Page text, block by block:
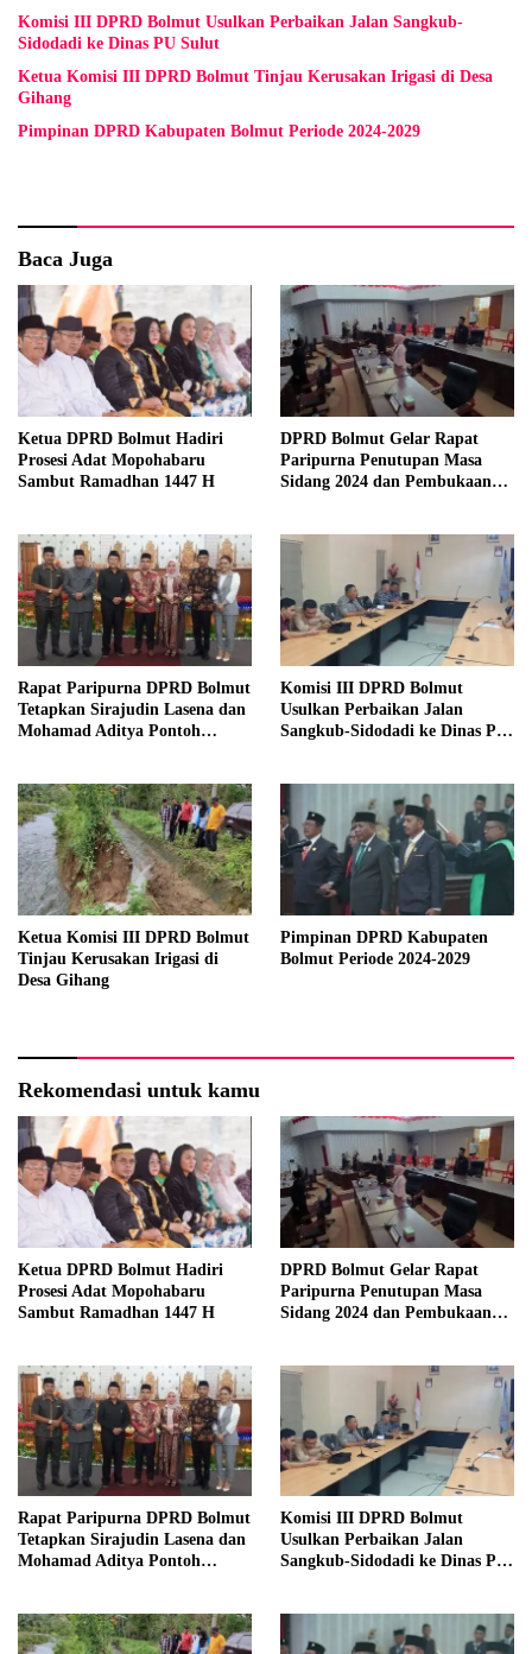
Komisi III DPRD Bolmut Usulkan Perbaikan Jalan Sangkub-
Sidodadi ke Dinas PU Sulut
Ketua Komisi III DPRD Bolmut Tinjau Kerusakan Irigasi di Desa
Gihang
Pimpinan DPRD Kabupaten Bolmut Periode 2024-2029
Baca Juga
Ketua DPRD Bolmut Hadiri
Prosesi Adat Mopohabaru
Sambut Ramadhan 1447 H
DPRD Bolmut Gelar Rapat
Paripurna Penutupan Masa
Sidang 2024 dan Pembukaan
Rapat Paripurna DPRD Bolmut
Tetapkan Sirajudin Lasena dan
Mohamad Aditya Pontoh
Komisi III DPRD Bolmut
Usulkan Perbaikan Jalan
Sangkub-Sidodadi ke Dinas PU
Ketua Komisi III DPRD Bolmut
Tinjau Kerusakan Irigasi di
Desa Gihang
Pimpinan DPRD Kabupaten
Bolmut Periode 2024-2029
Rekomendasi untuk kamu
Ketua DPRD Bolmut Hadiri
Prosesi Adat Mopohabaru
Sambut Ramadhan 1447 H
DPRD Bolmut Gelar Rapat
Paripurna Penutupan Masa
Sidang 2024 dan Pembukaan
Rapat Paripurna DPRD Bolmut
Tetapkan Sirajudin Lasena dan
Mohamad Aditya Pontoh
Komisi III DPRD Bolmut
Usulkan Perbaikan Jalan
Sangkub-Sidodadi ke Dinas PU